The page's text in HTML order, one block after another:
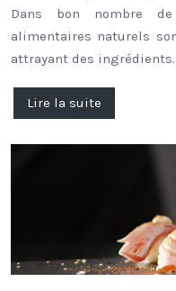
Dans bon nombre
alimentaires naturels
attrayant des
Lire la suite